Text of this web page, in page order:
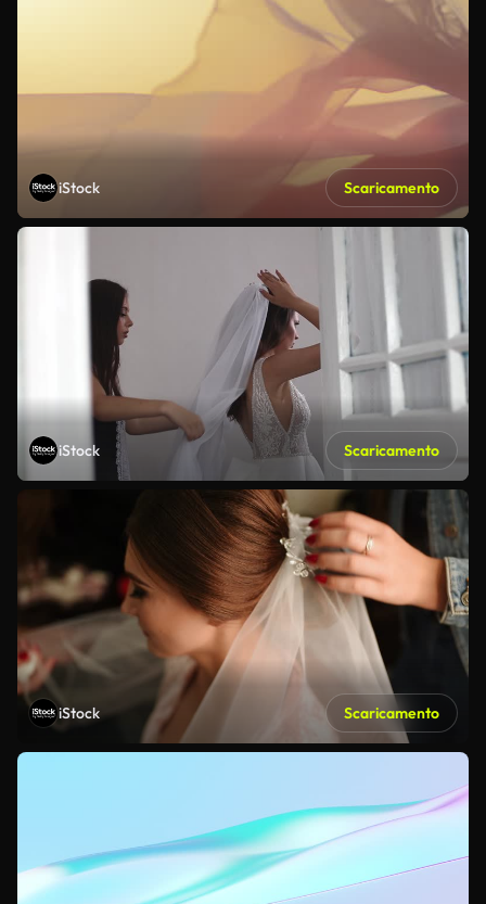
iStock Scaricamento
iStock Scaricamento
iStock Scaricamento